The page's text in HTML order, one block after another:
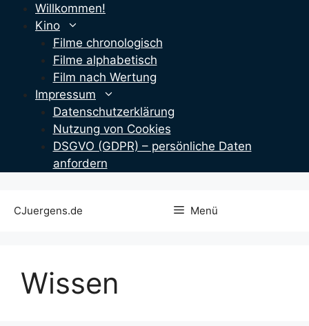
Zum
Inhalt
springen
Willkommen!
Kino
Filme chronologisch
Filme alphabetisch
Film nach Wertung
Impressum
Datenschutzerklärung
Nutzung von Cookies
DSGVO (GDPR) – persönliche Daten
anfordern
CJuergens.de Menü
Wissen